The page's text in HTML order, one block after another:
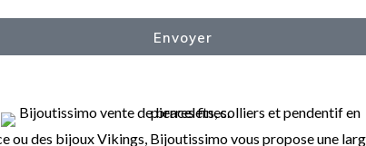
Envoyer
ou des bijoux Vikings, Bijoutissimo vous propose une